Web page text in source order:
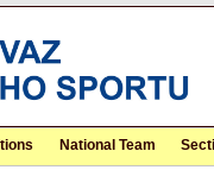
National Team